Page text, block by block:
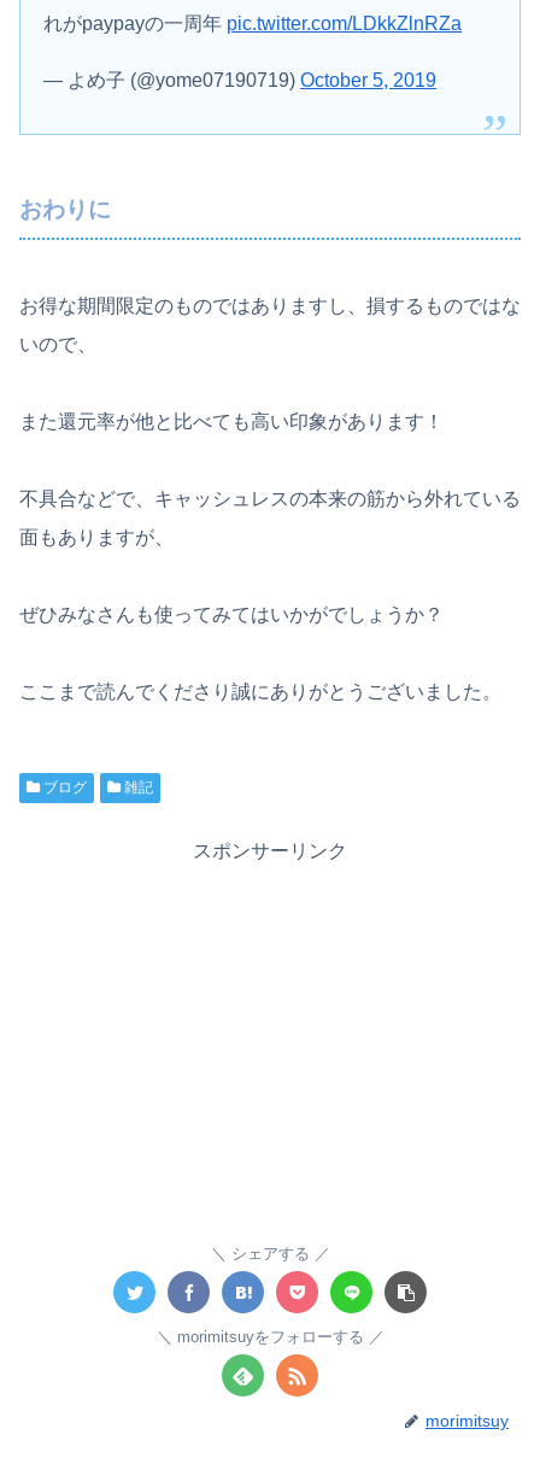
れがpaypayの一周年 pic.twitter.com/LDkkZlnRZa
— よめ子 (@yome07190719)October 5, 2019
おわりに
お得な期間限定のものではありますし、損するものではな
いので、
また還元率が他と比べても高い印象があります！
不具合などで、キャッシュレスの本来の筋から外れている
面もありますが、
ぜひみなさんも使ってみてはいかがでしょうか？
ここまで読んでくださり誠にありがとうございました。
ブログ 雑記
スポンサーリンク
シェアする
morimitsuyをフォローする
morimitsuy